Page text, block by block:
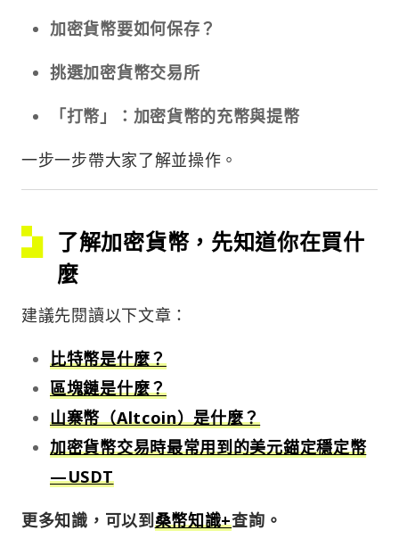
加密貨幣要如何保存？
挑選加密貨幣交易所
「打幣」：加密貨幣的充幣與提幣
一步一步帶大家了解並操作。
了解加密貨幣，先知道你在買什
麼
建議先閱讀以下文章：
比特幣是什麼？
區塊鏈是什麼？
山寨幣（Altcoin）是什麼？
加密貨幣交易時最常用到的美元錨定穩定幣
—USDT
更多知識，可以到 桑幣知識+查詢。